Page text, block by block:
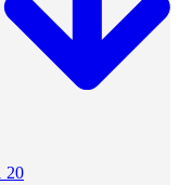
20